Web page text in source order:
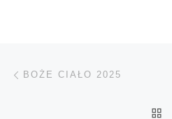
Nawigacja wpisu
BOŻE CIAŁO 2025